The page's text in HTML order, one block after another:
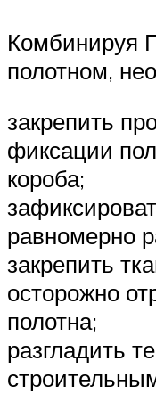
Комбинируя
полотном,
закрепить
фиксации
короба;
равномерно
закрепить
осторожно
полотна;
разгладить